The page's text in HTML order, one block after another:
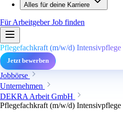
Alles für deine Karriere
Für ArbeitgeberJob finden
Pflegefachkraft (m/w/d) Intensivpflege
Jetzt bewerben
Jobbörse
Unternehmen
DEKRA Arbeit GmbH
Pflegefachkraft (m/w/d) Intensivpflege